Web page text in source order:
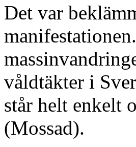
Det var
våldtäkter i
står helt enkelt
(Mossad).